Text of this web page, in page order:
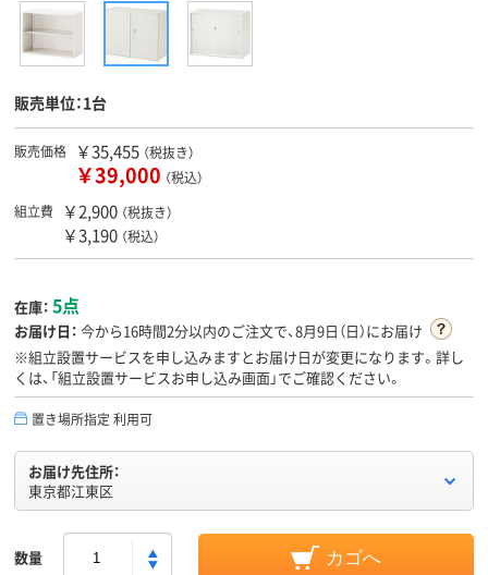
販売単位：1台
販売価格 ￥35,455 （税抜き）
￥39,000 （税込）
組立費
￥2,900 （税抜き）
￥3,190 （税込）
在庫： 5点
お届け日： 今から16時間2分以内のご注文で、8月9日（日）にお届け
※組立設置サービスを申し込みますとお届け日が変更になります。詳し
くは、「組立設置サービスお申し込み画面」でご確認ください。
置き場所指定 利用可
お届け先住所：
東京都江東区
数量 カゴへ